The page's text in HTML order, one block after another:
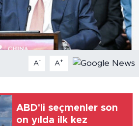
A- A+
ABD'li seçmenler son
on yılda ilk kez